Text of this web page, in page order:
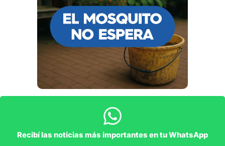
Recibí las noticias más importantes en tu WhatsApp